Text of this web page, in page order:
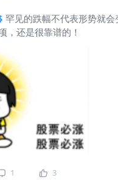
罕见的跌幅不代表形势就
，还是很靠谱的！
1 3